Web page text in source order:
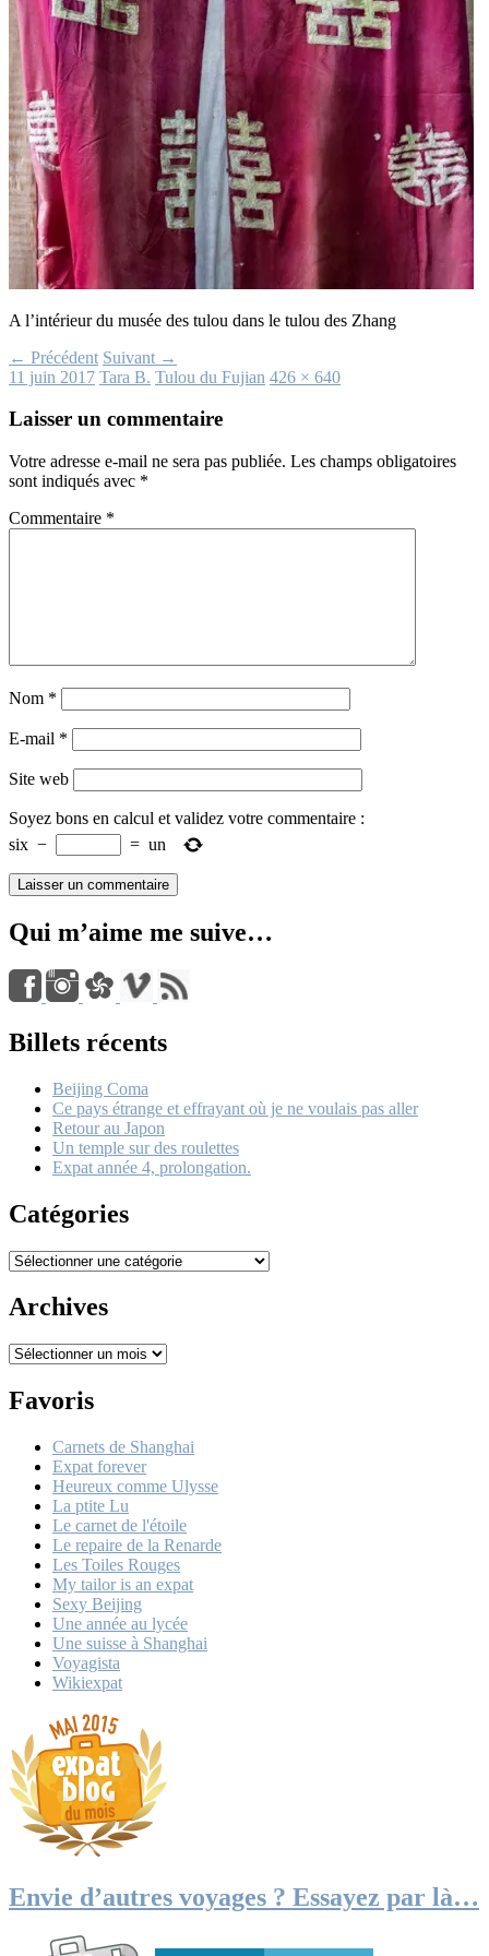
A l’intérieur du musée des tulou dans le tulou des Zhang
← Précédent Suivant →
11 juin 2017 Tara B. Tulou du Fujian 426 × 640
Laisser un commentaire
Votre adresse e-mail ne sera pas publiée. Les champs obligatoires
sont indiqués avec *
Commentaire *
Nom *
E-mail *
Site web
Soyez bons en calcul et validez votre commentaire :
six − = un
Qui m’aime me suive…
Billets récents
Beijing Coma
Ce pays étrange et effrayant où je ne voulais pas aller
Retour au Japon
Un temple sur des roulettes
Expat année 4, prolongation.
Catégories
Catégories
Archives
Archives
Favoris
Carnets de Shanghai
Expat forever
Heureux comme Ulysse
La ptite Lu
Le carnet de l'étoile
Le repaire de la Renarde
Les Toiles Rouges
My tailor is an expat
Sexy Beijing
Une année au lycée
Une suisse à Shanghai
Voyagista
Wikiexpat
Envie d’autres voyages ? Essayez par là…